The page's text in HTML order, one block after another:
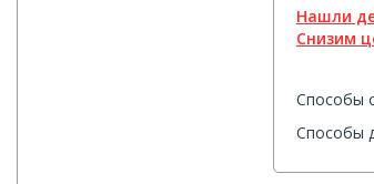
Нашли
Снизим
Способы
Способы